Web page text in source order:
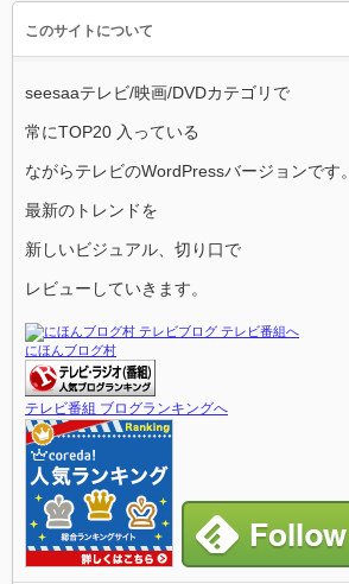
このサイトについて
seesaaテレビ/映画/DVDカテゴリで
常にTOP20 入っている
ながらテレビのWordPressバージョンです。
最新のトレンドを
新しいビジュアル、切り口で
レビューしていきます。
にほんブログ村
テレビ番組 ブログランキングへ